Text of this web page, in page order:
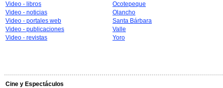
Video - libros
Video - noticias
Video - portales web
Video - publicaciones
Video - revistas
Ocotepeque
Olancho
Santa Bárbara
Valle
Yoro
Cine y Espectáculos